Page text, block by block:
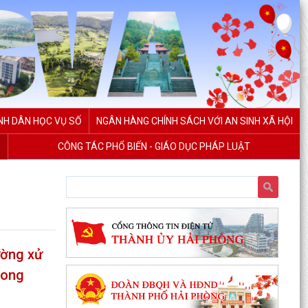
DÂN HỌC VỤ SỐ NGÂN HÀNG CHÍNH SÁCH VỚI AN SINH XÃ HỘI
CÔNG TÁC PHỔ BIẾN - GIÁO DỤC PHÁP LUẬT
xử